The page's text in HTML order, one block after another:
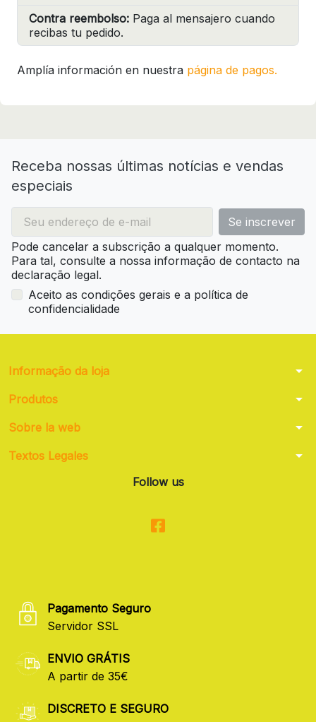
Contra reembolso: Paga al mensajero cuando
recibas tu pedido.
Amplía información en nuestra página de pagos.
Receba nossas últimas notícias e vendas
especiais
Pode cancelar a subscrição a qualquer momento.
Para tal, consulte a nossa informação de contacto na
declaração legal.
Aceito as condições gerais e a política de
confidencialidade
Informação da loja arrow_drop_down
Produtos arrow_drop_down
Sobre la web arrow_drop_down
Textos Legales arrow_drop_down
Follow us
Pagamento Seguro
Servidor SSL
ENVIO GRÁTIS
A partir de 35€
DISCRETO E SEGURO